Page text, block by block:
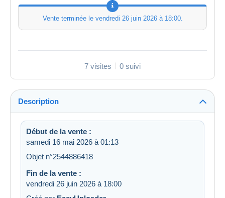
Vente terminée le vendredi 26 juin 2026 à 18:00.
7 visites 0 suivi
Description
Début de la vente :
samedi 16 mai 2026 à 01:13
Objet n°2544886418
Fin de la vente :
vendredi 26 juin 2026 à 18:00